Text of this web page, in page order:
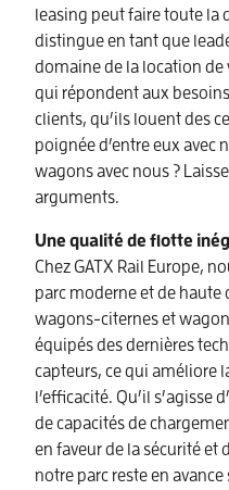
leasing peut faire toute la
distingue en tant que
domaine de la location
qui répondent aux
clients, qu’ils louent des
poignée d’entre eux avec
wagons avec nous ?
arguments.
Une qualité de flotte
Chez GATX Rail Europe,
parc moderne et de
wagons-citernes et
équipés des dernières
capteurs, ce qui améliore
l’efficacité. Qu’il s’agisse
de capacités de
en faveur de la sécurité et
notre parc reste en